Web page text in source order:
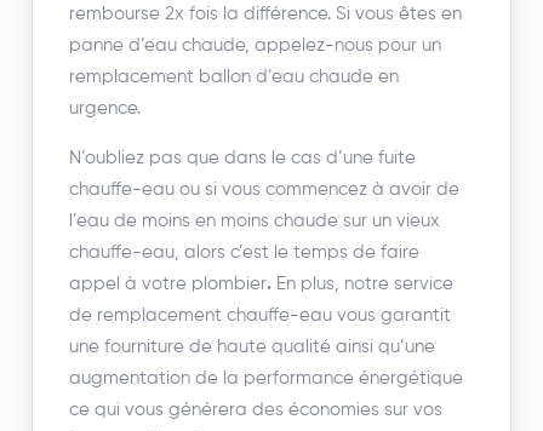
rembourse 2x fois la différence. Si vous êtes en
panne d’eau chaude, appelez-nous pour un
remplacement ballon d’eau chaude en
urgence.
N’oubliez pas que dans le cas d’une fuite
chauffe-eau ou si vous commencez à avoir de
l’eau de moins en moins chaude sur un vieux
chauffe-eau, alors c’est le temps de faire
appel à votre plombier. En plus, notre service
de remplacement chauffe-eau vous garantit
une fourniture de haute qualité ainsi qu’une
augmentation de la performance énergétique
ce qui vous générera des économies sur vos